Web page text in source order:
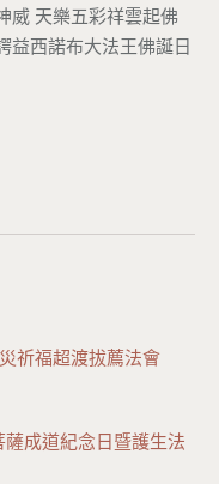
威 天樂五彩祥雲起佛
益西諾布大法王佛誕日
祈福超渡拔薦法會
成道紀念日暨護生法